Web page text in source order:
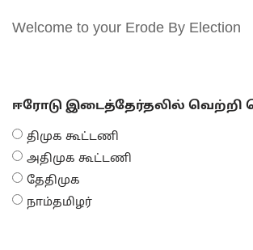
Welcome to your Erode By Election
ஈரோடு இடைத்தேர்தலில் வெற்றி
திமுக கூட்டணி
அதிமுக கூட்டணி
தேதிமுக
நாம்தமிழர்